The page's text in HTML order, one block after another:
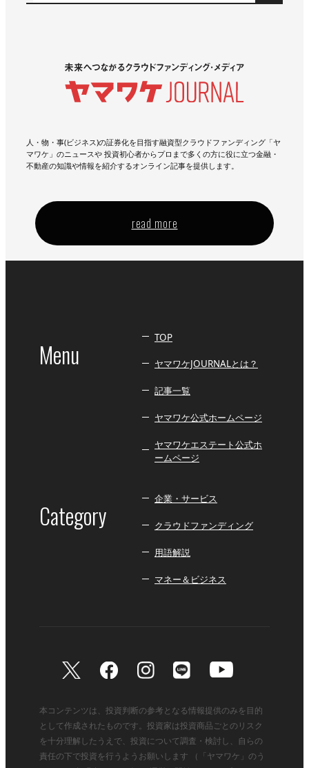
人・物・事(ビジネス)の証券化を目指す融資型クラウドファンディング「ヤ
マワケ」のニュースや 投資初心者からプロまで多くの方に役に立つ金融・
不動産の知識や情報を紹介するオンライン記事を提供します。
read more
Menu
TOP
ヤマワケJOURNALとは？
記事一覧
ヤマワケ公式ホームページ
ヤマワケエステート公式ホ
ームページ
Category
企業・サービス
クラウドファンディング
用語解説
マネー＆ビジネス
本コンテンツは、投資判断の参考となる情報提供のみを目的
として作成されたものです。投資家は投資商品ごとのリスク
を十分理解したうえで、投資について調査・検討し、自らの
責任の下で投資を行うようお願いします （「ヤマワケ」のう